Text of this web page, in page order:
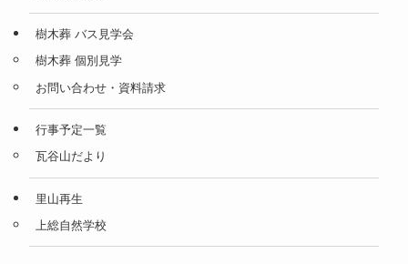
樹木葬 バス見学会
樹木葬 個別見学
お問い合わせ・資料請求
行事予定一覧
瓦谷山だより
里山再生
上総自然学校